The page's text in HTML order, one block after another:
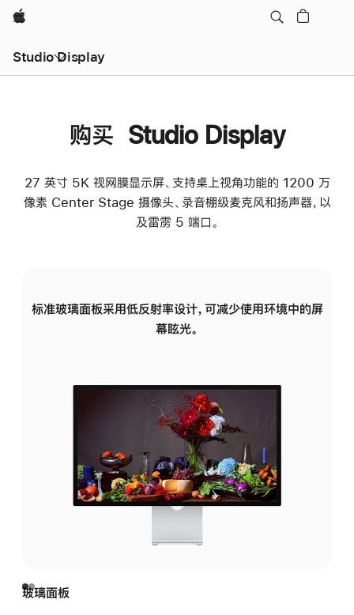
Apple
Studio Display
购买 Studio Display
27 英寸 5K 视网膜显示屏、支持桌上视角功能的 1200 万
像素 Center Stage 摄像头、录音棚级麦克风和扬声器，以
及雷雳 5 端口。
标准玻璃面板采用低反射率设计，可减少使用环境中的屏
幕眩光。
玻璃面板